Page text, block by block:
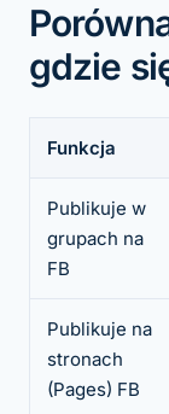
gdzie
Funkcja
Publikuje w
grupach na
FB
Publikuje na
stronach
(Pages) FB